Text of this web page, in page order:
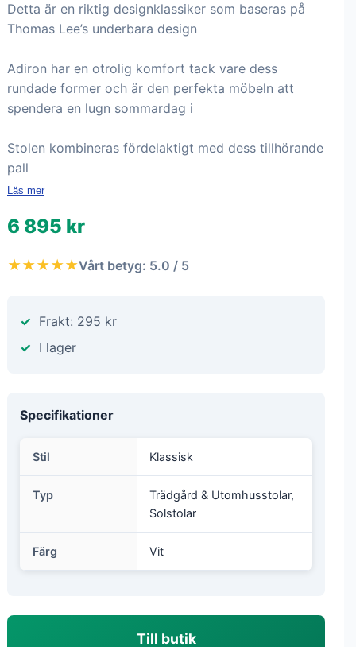
Detta är en riktig designklassiker som baseras på
Thomas Lee’s underbara design
Adiron har en otrolig komfort tack vare dess
rundade former och är den perfekta möbeln att
spendera en lugn sommardag i
Stolen kombineras fördelaktigt med dess tillhörande
pall
Läs mer
6 895 kr
★★★★★Vårt betyg: 5.0 / 5
Frakt: 295 kr
I lager
Specifikationer
Stil Klassisk
Typ
Trädgård & Utomhusstolar,
Solstolar
Färg Vit
Till butik